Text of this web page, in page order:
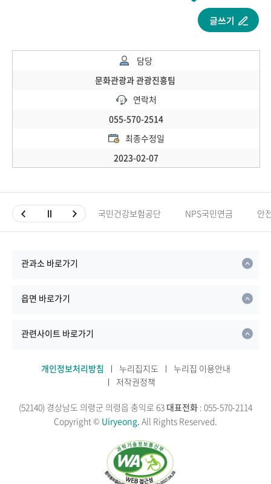
담당
문화관광과 관광진흥팀
연락처
055-570-2514
최종수정일
2023-02-07
국민건강보험공단 NPS국민연금 안
관과소 바로가기
읍면 바로가기
관련사이트 바로가기
개인정보처리방침 누리집지도
누리집 이용안내
저작권정책
(52140) 경상남도 의령군 의령읍 충익로 63 대표전화 : 055-570-2114
Copyright © Uiryeong. All Rights Reserved.